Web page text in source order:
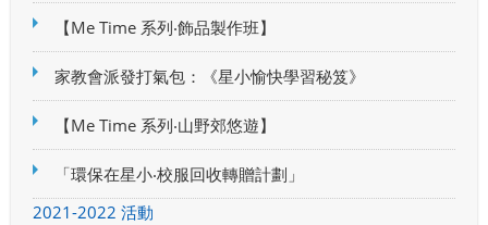
【Me Time 系列‧飾品製作班】
家教會派發打氣包：《星小愉快學習秘笈》
【Me Time 系列‧山野郊悠遊】
「環保在星小‧校服回收轉贈計劃」
2021-2022 活動